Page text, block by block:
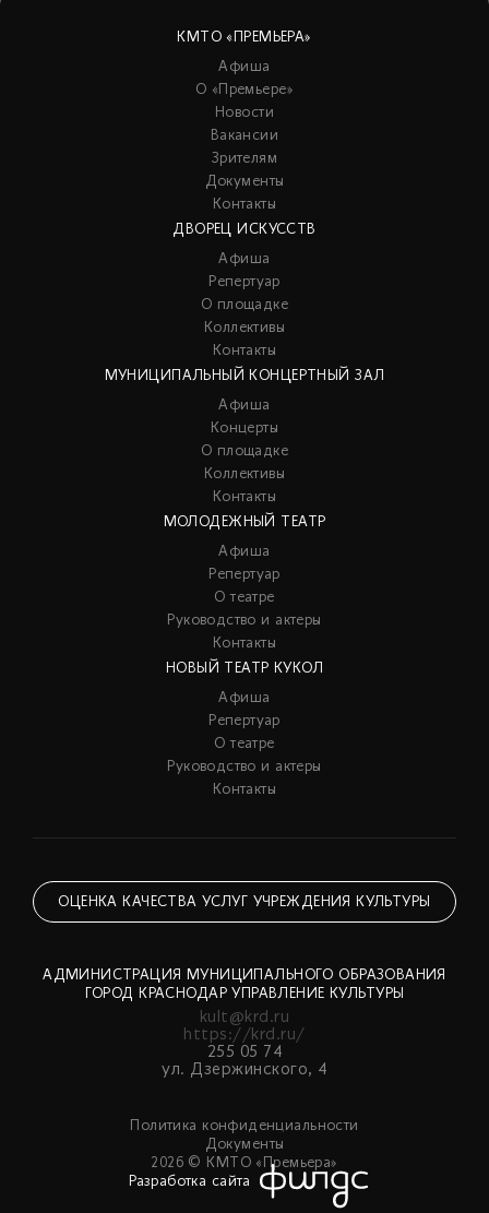
КМТО «ПРЕМЬЕРА»
Афиша
О «Премьере»
Новости
Вакансии
Зрителям
Документы
Контакты
ДВОРЕЦ ИСКУССТВ
Афиша
Репертуар
О площадке
Коллективы
Контакты
МУНИЦИПАЛЬНЫЙ КОНЦЕРТНЫЙ ЗАЛ
Афиша
Концерты
О площадке
Коллективы
Контакты
МОЛОДЕЖНЫЙ ТЕАТР
Афиша
Репертуар
О театре
Руководство и актеры
Контакты
НОВЫЙ ТЕАТР КУКОЛ
Афиша
Репертуар
О театре
Руководство и актеры
Контакты
ОЦЕНКА КАЧЕСТВА УСЛУГ УЧРЕЖДЕНИЯ КУЛЬТУРЫ
АДМИНИСТРАЦИЯ МУНИЦИПАЛЬНОГО ОБРАЗОВАНИЯ
ГОРОД КРАСНОДАР УПРАВЛЕНИЕ КУЛЬТУРЫ
kult@krd.ru
https://krd.ru/
255 05 74
ул. Дзержинского, 4
Политика конфиденциальности
Документы
2026 © КМТО «Премьера»
Разработка сайта